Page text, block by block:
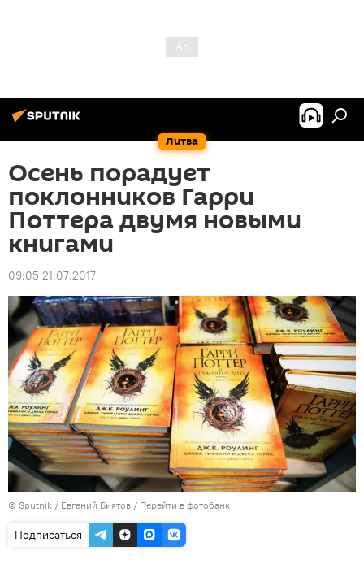
Литва
Осень порадует
поклонников Гарри
Поттера двумя новыми
книгами
09:05 21.07.2017
© Sputnik / Евгений Биятов / Перейти в фотобанк
Подписаться